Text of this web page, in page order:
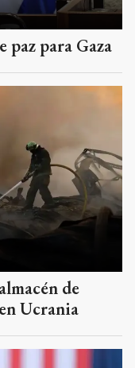
paz para Gaza
de
Ucrania